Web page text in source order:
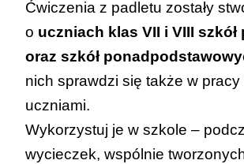
Ćwiczenia z padletu zostały
o uczniach klas VII i VIII
oraz szkół
nich sprawdzi się także w pracy
uczniami.
Wykorzystuj je w szkole –
wycieczek, wspólnie